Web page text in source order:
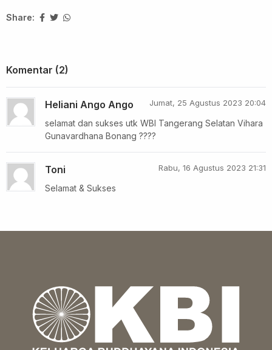
Share:
Komentar (2)
Heliani Ango Ango Jumat, 25 Agustus 2023 20:04
selamat dan sukses utk WBI Tangerang Selatan Vihara
Gunavardhana Bonang ????
Toni Rabu, 16 Agustus 2023 21:31
Selamat & Sukses